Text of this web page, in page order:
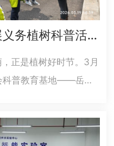
岳阳市林学会:开展义务植树科普活动 ——百名学生体验“绿色课堂”
正是植树好时节。3月
科普教育基地——岳阳
了一场别开生面的义
由岳阳市林学会精心